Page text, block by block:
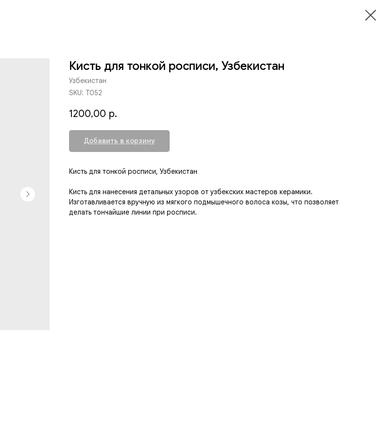
Кисть для тонкой росписи, Узбекистан
Узбекистан
SKU: Т052
1200,00 р.
Добавить в корзину
Кисть для тонкой росписи, Узбекистан
Кисть для нанесения детальных узоров от узбекских мастеров керамики.
Изготавливается вручную из мягкого подмышечного волоса козы, что позволяет
делать тончайшие линии при росписи.